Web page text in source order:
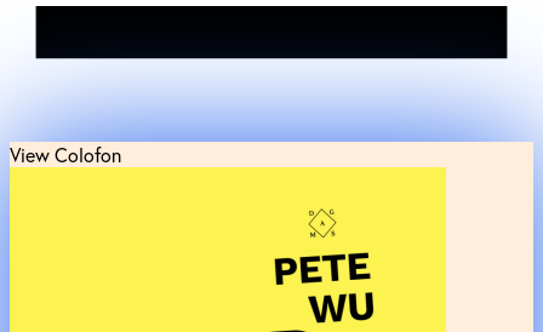
View Colofon